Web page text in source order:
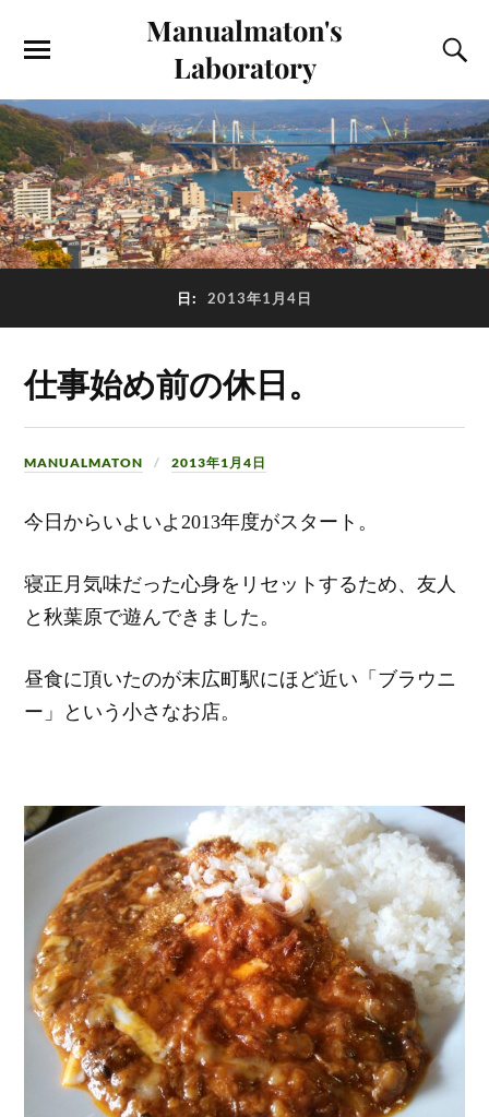
Manualmaton's
Laboratory
日: 2013年1月4日
仕事始め前の休日。
MANUALMATON 2013年1月4日
今日からいよいよ2013年度がスタート。
寝正月気味だった心身をリセットするため、友人
と秋葉原で遊んできました。
昼食に頂いたのが末広町駅にほど近い「ブラウニ
ー」という小さなお店。